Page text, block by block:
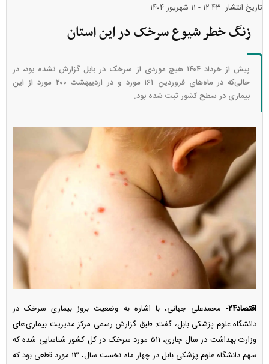
تاریخ انتشار: ۱۲:۴۳ - ۱۱ شهريور ۱۴۰۴
زنگ خطر شیوع سرخک در این استان
پیش از خرداد ۱۴۰۴ هیچ موردی از سرخک در بابل گزارش نشده بود، در
حالی‌که در ماه‌های فروردین ۱۶۱ مورد و در اردیبهشت ۲۰۰ مورد از این
بیماری در سطح کشور ثبت شده بود.
اقتصاد۲۴-
محمدعلی جهانی، با اشاره به وضعیت بروز بیماری سرخک در
دانشگاه علوم پزشکی بابل، گفت: طبق گزارش رسمی مرکز مدیریت بیماری‌های
وزارت بهداشت در سال جاری، ۵۱۱ مورد سرخک در کل کشور شناسایی شده که
سهم دانشگاه علوم پزشکی بابل در چهار ماه نخست سال، ۱۳ مورد قطعی بود که